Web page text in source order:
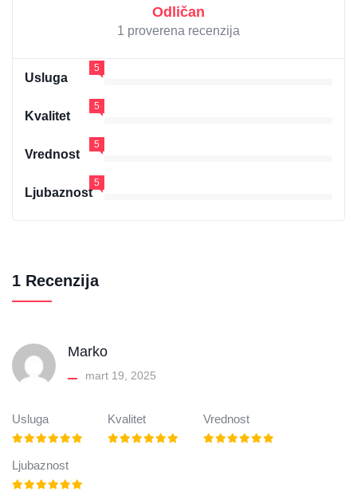
Odličan
1 proverena recenzija
Usluga
5
Kvalitet
5
Vrednost
5
Ljubaznost
5
1 Recenzija
Marko
mart 19, 2025
Usluga Kvalitet Vrednost
Ljubaznost